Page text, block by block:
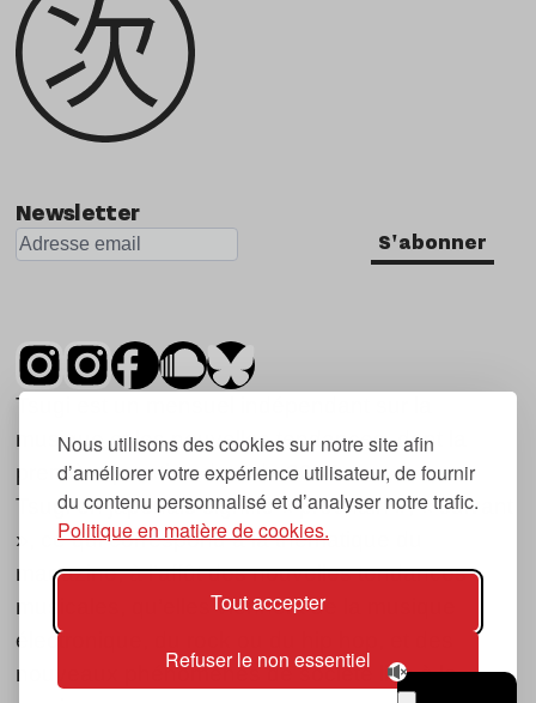
Nous utilisons des cookies sur notre site afin
d’améliorer votre expérience utilisateur, de fournir
du contenu personnalisé et d’analyser notre trafic.
Politique en matière de cookies.
Tout accepter
Refuser le non essentiel
Newsletter
S'abonner
Tsugi est un mensuel indépendant sur la
musique et les nouvelles tendances, dont la
première parution date de 2007.
Tsugi en japonais signifie « prochain », « suivant
», ce qui correspond à la thématique du
magazine, à l’affût des nouvelles tendances
musicales, qu’elles viennent de la musique
électronique, du rock ou du hip hop, et des
nouveaux phénomènes de société liés à la